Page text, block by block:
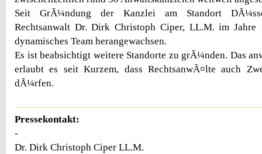
Seit GrÃ¼ndung der Kanzlei am Standort
Rechtsanwalt Dr. Dirk Christoph Ciper, LL.M. im
dynamisches Team herangewachsen.
Es ist beabsichtigt weitere Standorte zu grÃ¼nden. Das
erlaubt es seit Kurzem, dass RechtsanwÃ¤lte auch
dÃ¼rfen.
Pressekontakt:
-
Dr. Dirk Christoph Ciper LL.M.